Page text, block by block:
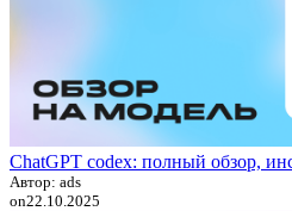
ChatGPT codex: полный обзор,
Автор: ads
on22.10.2025